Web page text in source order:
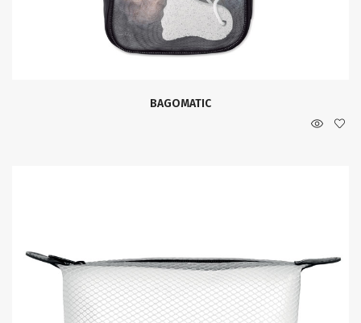
BAGOMATIC